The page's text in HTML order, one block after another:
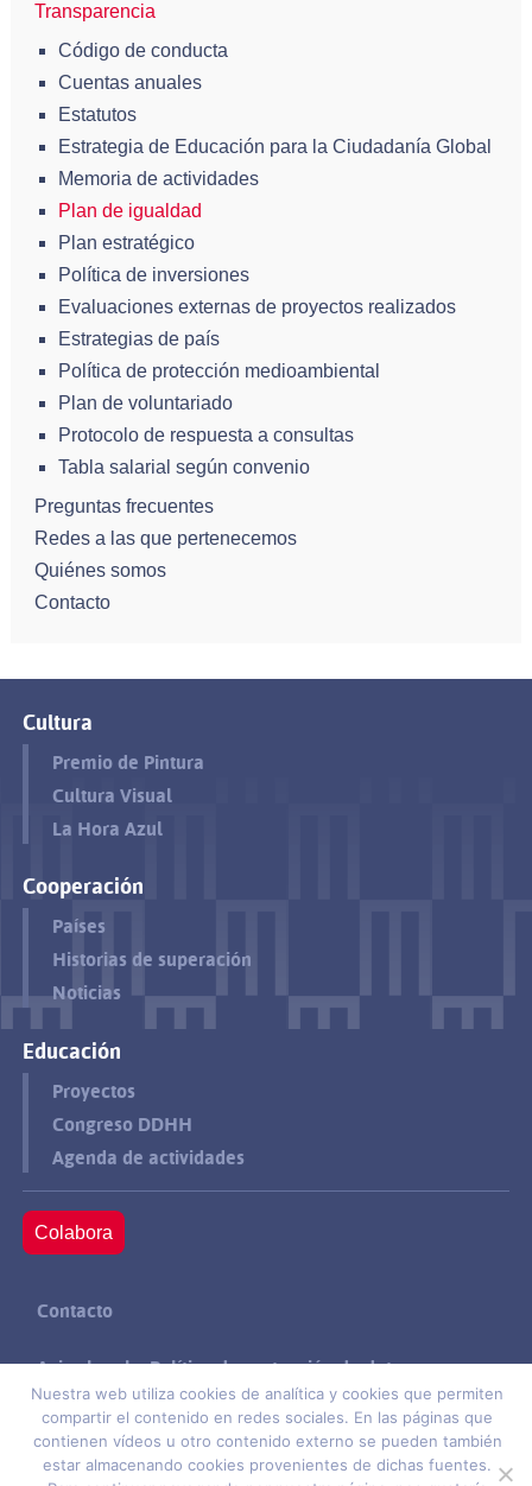
Transparencia
Código de conducta
Cuentas anuales
Estatutos
Estrategia de Educación para la Ciudadanía Global
Memoria de actividades
Plan de igualdad
Plan estratégico
Política de inversiones
Evaluaciones externas de proyectos realizados
Estrategias de país
Política de protección medioambiental
Plan de voluntariado
Protocolo de respuesta a consultas
Tabla salarial según convenio
Preguntas frecuentes
Redes a las que pertenecemos
Quiénes somos
Contacto
Cultura
Premio de Pintura
Cultura Visual
La Hora Azul
Cooperación
Países
Historias de superación
Noticias
Educación
Proyectos
Congreso DDHH
Agenda de actividades
Colabora
Contacto
Aviso legal y Política de protección de datos
Política de cookies
Nuestra web utiliza cookies de analítica y cookies que permiten
compartir el contenido en redes sociales. En las páginas que
contienen vídeos u otro contenido externo se pueden también
estar almacenando cookies provenientes de dichas fuentes.